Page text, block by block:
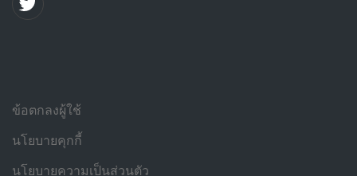
ข้อตกลงผู้ใช้
นโยบายคุกกี้
นโยบายความเป็นส่วนตัว